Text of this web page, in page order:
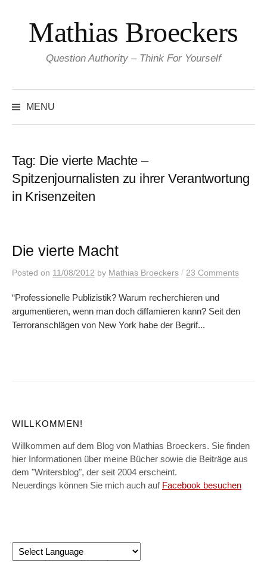
content
Mathias Broeckers
Question Authority – Think For Yourself
MENU
Tag: Die vierte Machte –
Spitzenjournalisten zu ihrer Verantwortung
in Krisenzeiten
Die vierte Macht
Posted on 11/08/2012 by Mathias Broeckers / 23 Comments
“Professionelle Publizistik? Warum recherchieren und
argumentieren, wenn man doch diffamieren kann? Seit den
Terroranschlägen von New York habe der Begrif...
WILLKOMMEN!
Willkommen auf dem Blog von Mathias Broeckers. Sie finden
hier Informationen über meine Bücher sowie die Beiträge aus
dem "Writersblog", der seit 2004 erscheint.
Neuerdings können Sie mich auch auf Facebook besuchen